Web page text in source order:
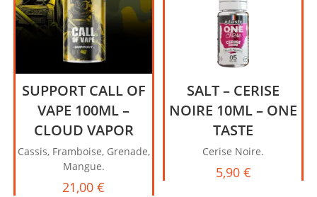
SUPPORT CALL OF
VAPE 100ML –
CLOUD VAPOR
Cassis, Framboise, Grenade,
Mangue.
21,00€
SALT – CERISE
NOIRE 10ML – ONE
TASTE
Cerise Noire.
5,90 €